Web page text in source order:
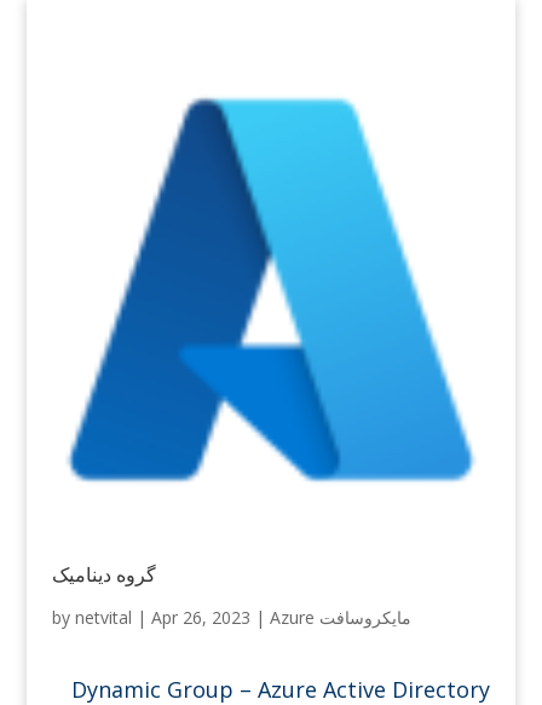
گروه دینامیک
by netvital | Apr 26, 2023 | Azure مایکروسافت
Dynamic Group – Azure Active Directory